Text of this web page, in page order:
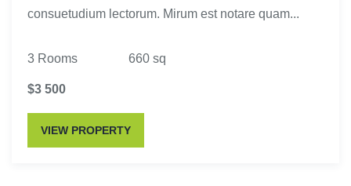
consuetudium lectorum. Mirum est notare quam...
3 Rooms 660 sq
$3 500
VIEW PROPERTY